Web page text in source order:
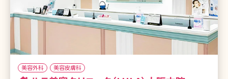
美容外科 美容皮膚科